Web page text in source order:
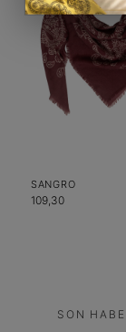
SANGRO
109,30
SON